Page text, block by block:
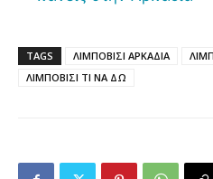
TAGS ΛΙΜΠΟΒΙΣΙ ΑΡΚΑΔΙΑ
ΛΙΜΠΟΒΙΣΙ ΤΙ ΝΑ ΔΩ